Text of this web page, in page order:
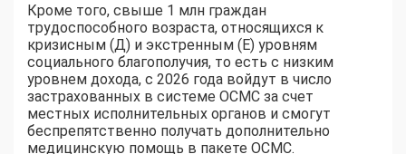
Кроме того, свыше 1 млн граждан
трудоспособного возраста, относящихся к
кризисным (Д) и экстренным (Е) уровням
социального благополучия, то есть с низким
уровнем дохода, с 2026 года войдут в число
застрахованных в системе ОСМС за счет
местных исполнительных органов и смогут
беспрепятственно получать дополнительно
медицинскую помощь в пакете ОСМС.